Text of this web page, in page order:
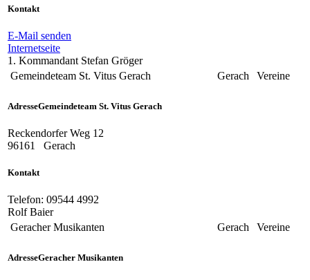
Kontakt
E-Mail senden
Internetseite
1. Kommandant Stefan Gröger
Gemeindeteam St. Vitus Gerach
Gerach Vereine
AdresseGemeindeteam St. Vitus Gerach
Reckendorfer Weg 12
96161
Gerach
Kontakt
Telefon: 09544 4992
Rolf Baier
Geracher Musikanten
Gerach Vereine
AdresseGeracher Musikanten